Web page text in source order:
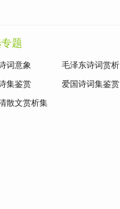
题
词意象 毛泽东诗词赏析
集鉴赏 爱国诗词集鉴赏
散文赏析集